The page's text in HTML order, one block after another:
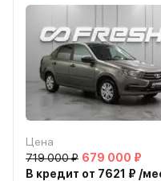
Цена
719 000 ₽ 679 000 ₽
В кредит от 7621 ₽ /